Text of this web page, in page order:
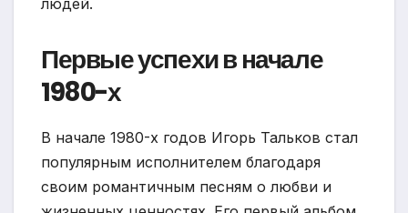
Первые успехи в начале
1980-х
В начале 1980-х годов Игорь Тальков стал
популярным исполнителем благодаря
своим романтичным песням о любви и